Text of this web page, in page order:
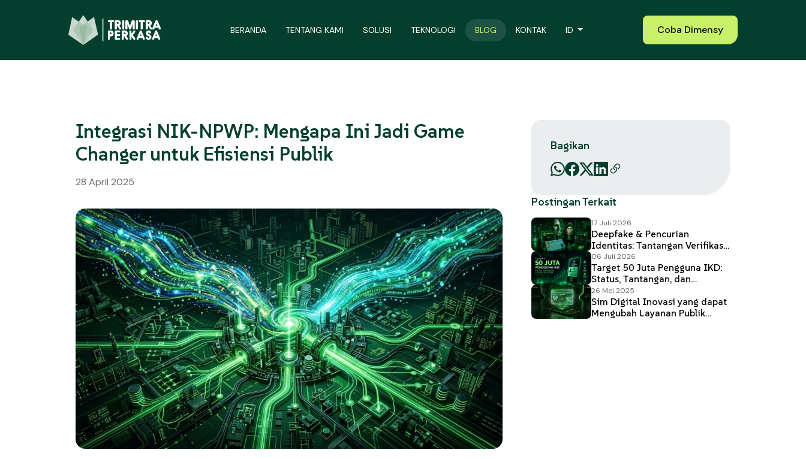
BERANDA TENTANG KAMI SOLUSI TEKNOLOGI BLOG KONTAK ID Coba Dimensy
Integrasi NIK-NPWP: Mengapa Ini Jadi Game
Changer untuk Efisiensi Publik
28 April 2025
Bagikan
Postingan Terkait
17 Juli 2026
Deepfake & Pencurian
Identitas: Tantangan Verifikasi
Digital 2026
06 Juli 2026
Target 50 Juta Pengguna IKD:
Status, Tantangan, dan
Implikasi 2026
26 Mei 2025
Sim Digital Inovasi yang dapat
Mengubah Layanan Publik